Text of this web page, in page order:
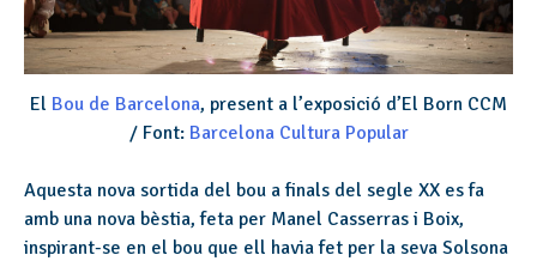
El Bou de Barcelona, present a l’exposició d’El Born CCM
/ Font: Barcelona Cultura Popular
Aquesta nova sortida del bou a finals del segle XX es fa
amb una nova bèstia, feta per Manel Casserras i Boix,
inspirant-se en el bou que ell havia fet per la seva Solsona